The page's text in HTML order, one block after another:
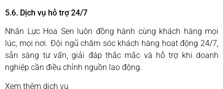
5.6. Dịch vụ hỗ trợ 24/7
Nhân Lực Hoa Sen luôn đồng hành cùng khách hàng mọi
lúc, mọi nơi. Đội ngũ chăm sóc khách hàng hoạt động 24/7,
sẵn sàng tư vấn, giải đáp thắc mắc và hỗ trợ khi doanh
nghiệp cần điều chỉnh nguồn lao động.
Xem thêm dịch vụ